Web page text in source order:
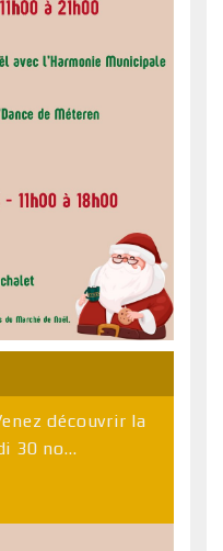
découvrir la
30 no...